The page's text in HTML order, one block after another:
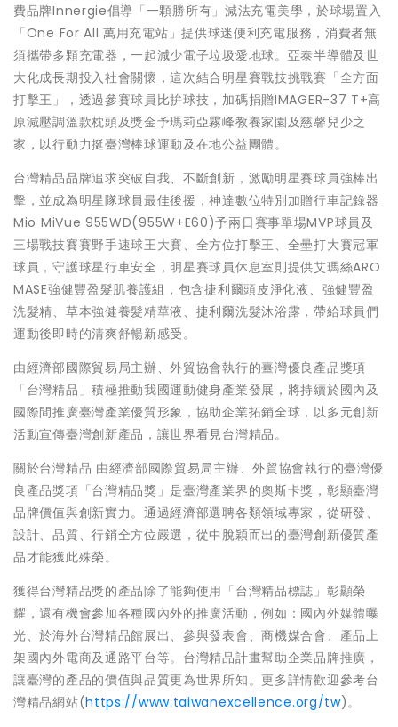
費品牌Innergie倡導「一顆勝所有」減法充電美學，於球場置入
「One For All 萬用充電站」提供球迷便利充電服務，消費者無
須攜帶多顆充電器，一起減少電子垃圾愛地球。亞泰半導體及世
大化成長期投入社會關懷，這次結合明星賽戰技挑戰賽「全方面
打擊王」，透過參賽球員比拚球技，加碼捐贈IMAGER-37 T+高
原減壓調溫款枕頭及獎金予瑪莉亞霧峰教養家園及慈馨兒少之
家，以行動力挺臺灣棒球運動及在地公益團體。
台灣精品品牌追求突破自我、不斷創新，激勵明星賽球員強棒出
擊，並成為明星隊球員最佳後援，神達數位特別加贈行車記錄器
Mio MiVue 955WD(955W+E60)予兩日賽事單場MVP球員及
三場戰技賽賽野手速球王大賽、全方位打擊王、全壘打大賽冠軍
球員，守護球星行車安全，明星賽球員休息室則提供艾瑪絲ARO
MASE強健豐盈髮肌養護組，包含捷利爾頭皮淨化液、強健豐盈
洗髮精、草本強健養髮精華液、捷利爾洗髮沐浴露，帶給球員們
運動後即時的清爽舒暢新感受。
由經濟部國際貿易局主辦、外貿協會執行的臺灣優良產品獎項
「台灣精品」積極推動我國運動健身產業發展，將持續於國內及
國際間推廣臺灣產業優質形象，協助企業拓銷全球，以多元創新
活動宣傳臺灣創新產品，讓世界看見台灣精品。
關於台灣精品 由經濟部國際貿易局主辦、外貿協會執行的臺灣優
良產品獎項「台灣精品獎」是臺灣產業界的奧斯卡獎，彰顯臺灣
品牌價值與創新實力。通過經濟部選聘各類領域專家，從研發、
設計、品質、行銷全方位嚴選，從中脫穎而出的臺灣創新優質產
品才能獲此殊榮。
獲得台灣精品獎的產品除了能夠使用「台灣精品標誌」彰顯榮
耀，還有機會參加各種國內外的推廣活動，例如：國內外媒體曝
光、於海外台灣精品館展出、參與發表會、商機媒合會、產品上
架國內外電商及通路平台等。台灣精品計畫幫助企業品牌推廣，
讓臺灣的產品的價值與品質更為世界所知。更多詳情歡迎參考台
灣精品網站(https://www.taiwanexcellence.org/tw)。